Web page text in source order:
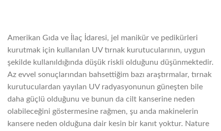
Amerikan Gıda ve İlaç İdaresi, jel manikür ve pedikürleri
kurutmak için kullanılan UV tırnak kurutucularının, uygun
şekilde kullanıldığında düşük riskli olduğunu düşünmektedir.
Az evvel sonuçlarından bahsettiğim bazı araştırmalar, tırnak
kurutuculardan yayılan UV radyasyonunun güneşten bile
daha güçlü olduğunu ve bunun da cilt kanserine neden
olabileceğini göstermesine rağmen, şu anda makinelerin
kansere neden olduğuna dair kesin bir kanıt yoktur. Nature